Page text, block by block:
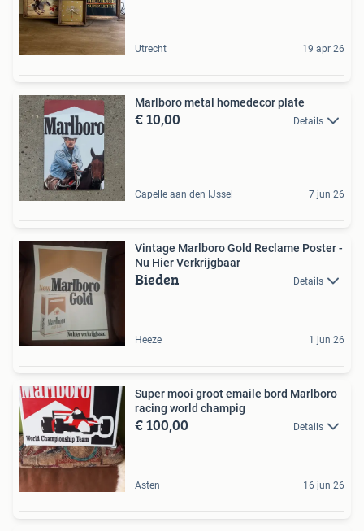
Utrecht 19 apr 26
Marlboro metal homedecor plate
€ 10,00 Details
Capelle aan den IJssel 7 jun 26
Vintage Marlboro Gold Reclame Poster -
Nu Hier Verkrijgbaar
Bieden Details
Heeze 1 jun 26
Super mooi groot emaile bord Marlboro
racing world champig
€ 100,00 Details
Asten 16 jun 26